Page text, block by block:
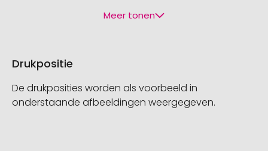
Meer tonen
Drukpositie
De drukposities worden als voorbeeld in
onderstaande afbeeldingen weergegeven.